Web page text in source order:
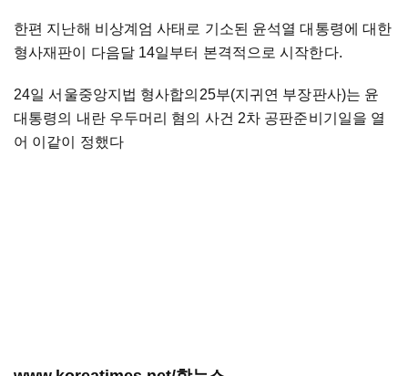
한편 지난해 비상계엄 사태로 기소된 윤석열 대통령에 대한
형사재판이 다음달 14일부터 본격적으로 시작한다.
24일 서울중앙지법 형사합의25부(지귀연 부장판사)는 윤
대통령의 내란 우두머리 혐의 사건 2차 공판준비기일을 열
어 이같이 정했다